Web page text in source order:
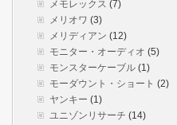
メモレックス (7)
メリオワ (3)
メリディアン (12)
モニター・オーディオ (5)
モンスターケーブル (1)
モーダウント・ショート (2)
ヤンキー (1)
ユニゾンリサーチ (14)